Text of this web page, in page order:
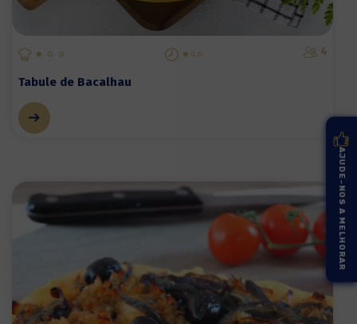
4
Tabule de Bacalhau
AJUDE-NOS A MELHORAR